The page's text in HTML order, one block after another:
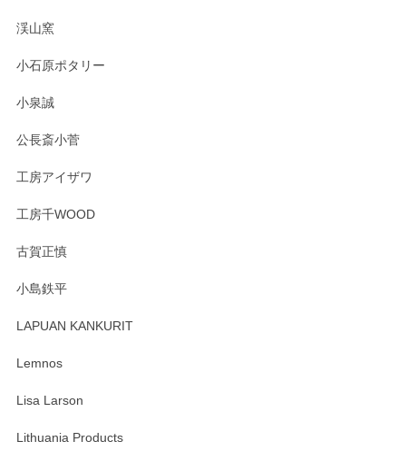
淡いグリーンのカラーがとても可愛いです❤️ ありがとうござ
す。 素敵な湯呑みでとても気に入りました。 発送も早く、
たm(_)m
います。無事に届いたようで安心いたしまし
渓山窯
小石原ポタリー
小泉誠
公長斎小菅
工房アイザワ
工房千WOOD
古賀正慎
小島鉄平
LAPUAN KANKURIT
Lemnos
Lisa Larson
Lithuania Products